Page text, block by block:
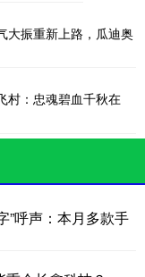
大振重新上路，瓜迪奥
村：忠魂碧血千秋在
”呼声：本月多款手